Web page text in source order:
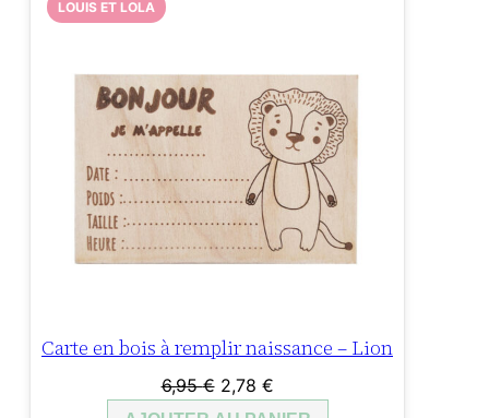
Carte en bois à remplir naissance – Lion
LOUIS ET LOLA
6,95€ Le
prix
2,78 €Le
prix